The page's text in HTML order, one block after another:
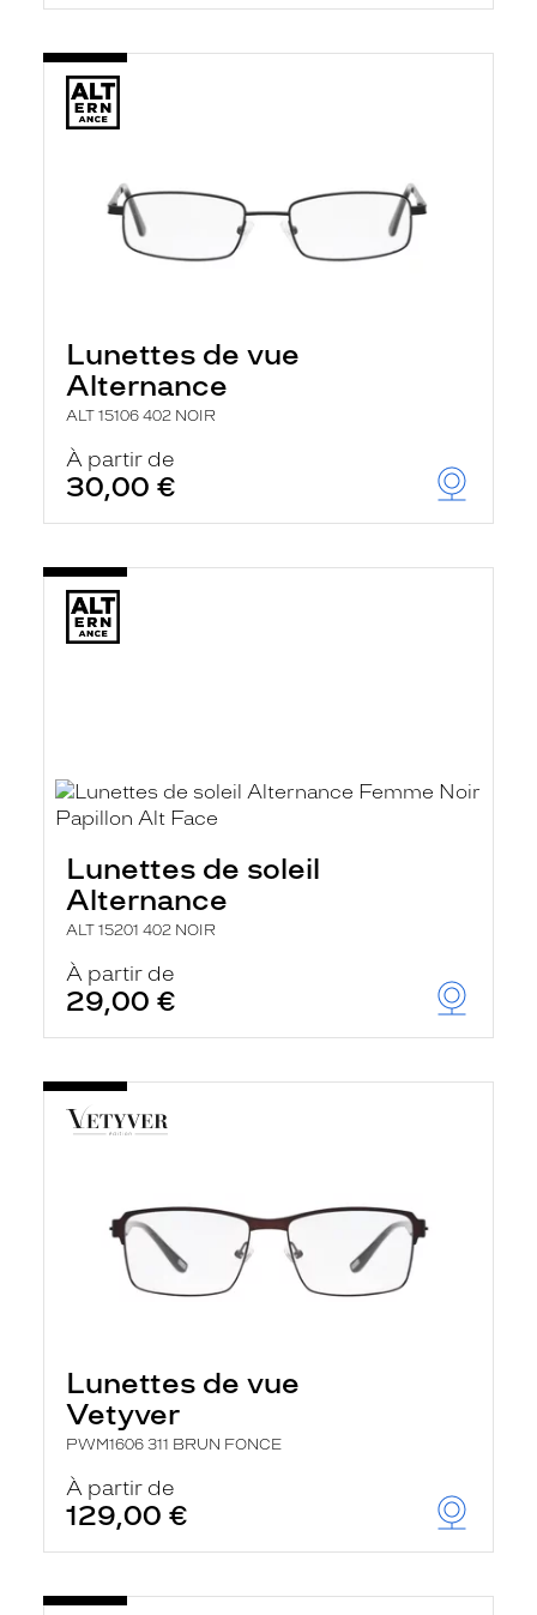
Lunettes de vue
Alternance
ALT 15106 402 NOIR
À partir de
30,00 €
Lunettes de soleil
Alternance
ALT 15201 402 NOIR
À partir de
29,00 €
Lunettes de vue
Vetyver
PWM1606 311 BRUN FONCE
À partir de
129,00 €